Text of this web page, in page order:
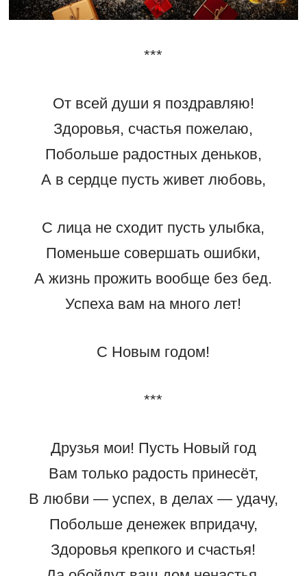
***
От всей души я поздравляю!
Здоровья, счастья пожелаю,
Побольше радостных деньков,
А в сердце пусть живет любовь,
С лица не сходит пусть улыбка,
Поменьше совершать ошибки,
А жизнь прожить вообще без бед.
Успеха вам на много лет!
С Новым годом!
***
Друзья мои! Пусть Новый год
Вам только радость принесёт,
В любви — успех, в делах — удачу,
Побольше денежек впридачу,
Здоровья крепкого и счастья!